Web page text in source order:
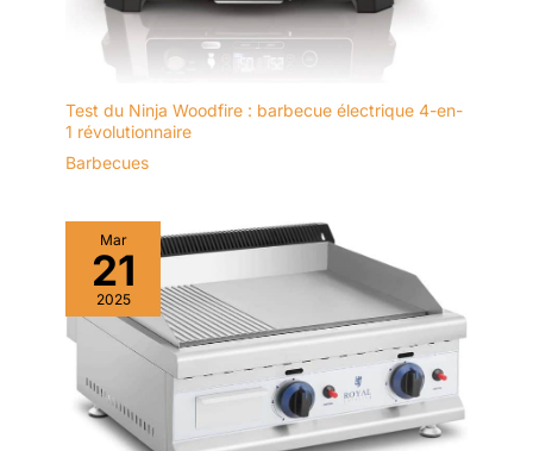
Test du Ninja Woodfire : barbecue électrique 4-en-
1 révolutionnaire
Barbecues
Mar
21
2025